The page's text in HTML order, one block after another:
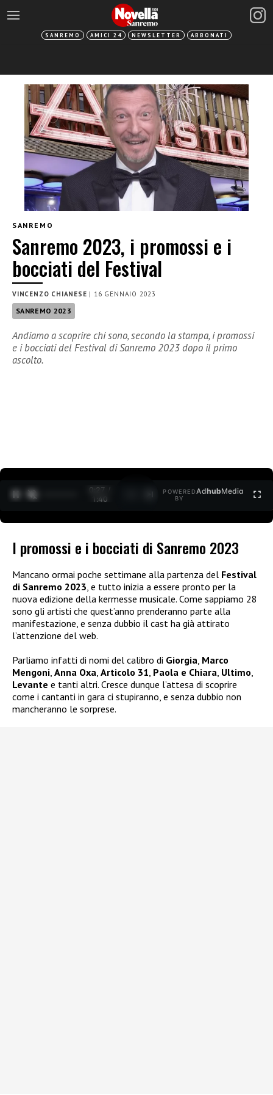
SANREMO AMICI 24 NEWSLETTER ABBONATI
SANREMO
Sanremo 2023, i promossi e i
bocciati del Festival
VINCENZO CHIANESE | 16 GENNAIO 2023
SANREMO 2023
Andiamo a scoprire chi sono, secondo la stampa, i promossi
e i bocciati del Festival di Sanremo 2023 dopo il primo
ascolto.
0:27 /
1:40
POWERED
BY
AdhubMedia
I promossi e i bocciati di Sanremo 2023
Mancano ormai poche settimane alla partenza del Festival
di Sanremo 2023, e tutto inizia a essere pronto per la
nuova edizione della kermesse musicale. Come sappiamo 28
sono gli artisti che quest’anno prenderanno parte alla
manifestazione, e senza dubbio il cast ha già attirato
l’attenzione del web.
Parliamo infatti di nomi del calibro di Giorgia, Marco
Mengoni, Anna Oxa, Articolo 31, Paola e Chiara, Ultimo,
Levante e tanti altri. Cresce dunque l’attesa di scoprire
come i cantanti in gara ci stupiranno, e senza dubbio non
mancheranno le sorprese.